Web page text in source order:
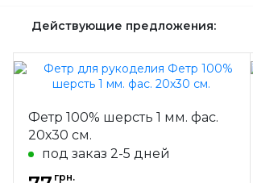
Действующие предложения:
Фетр 100% шерсть 1 мм. фас.
20х30 см.
под заказ 2-5 дней
грн.